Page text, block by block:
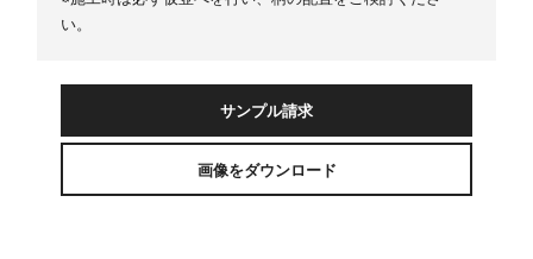
い。
サンプル請求
画像をダウンロード